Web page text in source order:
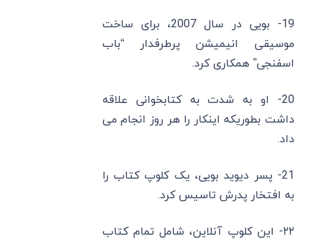
19- بویی در سال 2007، برای ساخت
موسیقی انیمیشن پرطرفدار “باب
اسفنجی” همکاری کرد.
20- او به شدت به کتابخوانی علاقه
داشت بطوریکه اینکار را هر روز انجام می
داد.
21- پسر دیوید بویی، یک کلوپ کتاب را
به افتخار پدرش تاسیس کرد.
۲۲- این کلوپ آنلاین، شامل تمام کتاب